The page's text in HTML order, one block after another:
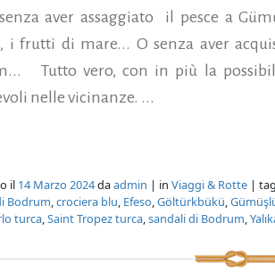
aver assaggiato il pesce a
i frutti di mare... O senza aver
Tutto vero, con in più la
nelle vicinanze. ...
il 14 Marzo 2024daadmin | in Viaggi & Rotte |
Bodrum,crociera blu, Efeso,Göltürkbükü,
turca,Saint Tropez turca,sandali di Bodrum,